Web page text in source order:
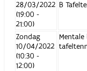
28/03/2022
(19:00 -
21:00)
B
Zondag
10/04/2022
(10:30 -
12:00)